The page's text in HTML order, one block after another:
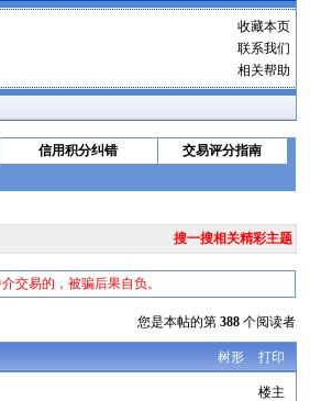
收藏本页
联系我们
相关帮助
信用积分纠错
交易评分指南
搜一搜相关精彩主题
交易的，被骗后果自负。
您是本帖的第 388个阅读者
树形 打印
楼主